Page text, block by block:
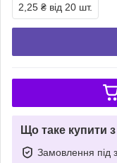
2,25 ₴ від 20 шт.
Що таке купити
Замовлення під